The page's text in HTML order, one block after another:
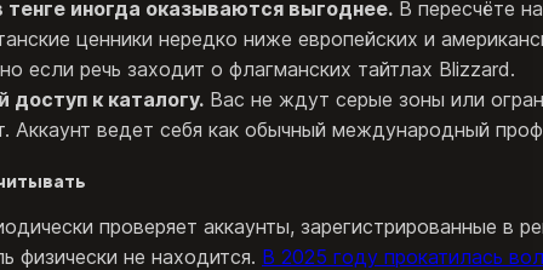
иногда оказываются выгоднее. В пересчёте
ценники нередко ниже европейских и
если речь заходит о флагманских тайтлах Blizzard.
доступ к каталогу. Вас не ждут серые зоны или
Аккаунт ведет себя как обычный международный
проверяет аккаунты, зарегистрированные в
физически не находится. В 2025 году прокатилась